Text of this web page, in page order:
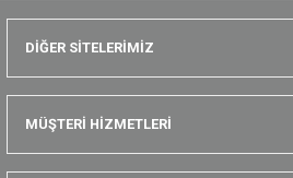
DİĞER SİTELERİMİZ
MÜŞTERİ HİZMETLERİ